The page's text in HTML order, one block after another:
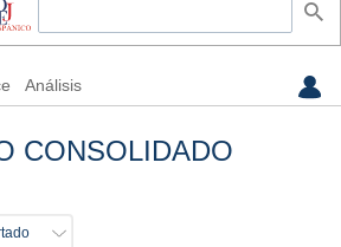
Análisis
CONSOLIDADO